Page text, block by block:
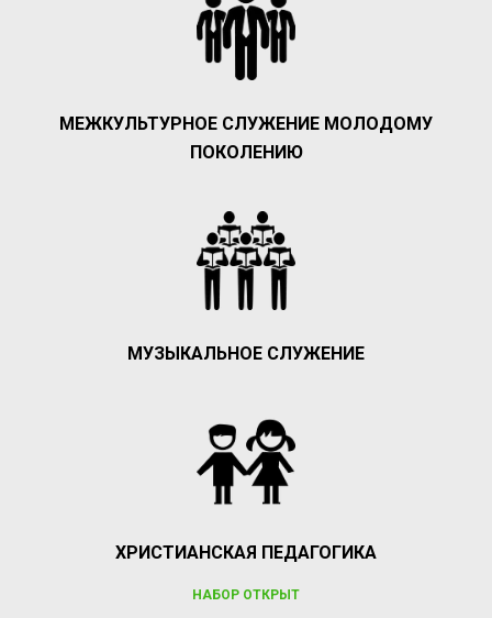
МЕЖКУЛЬТУРНОЕ СЛУЖЕНИЕ МОЛОДОМУ
ПОКОЛЕНИЮ
МУЗЫКАЛЬНОЕ СЛУЖЕНИЕ
ХРИСТИАНСКАЯ ПЕДАГОГИКА
НАБОР ОТКРЫТ